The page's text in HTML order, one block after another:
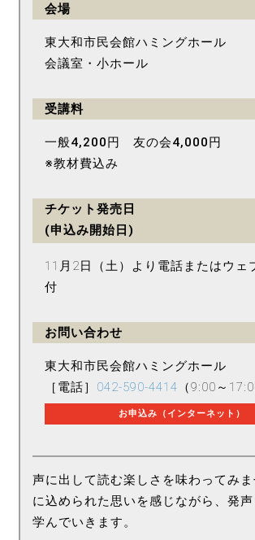
会場
東大和市民会館ハミングホール
会議室・小ホール
受講料
一般4,200円 友の会4,000円
※教材費込み
チケット発売日
(申込み開始日)
11月2日（土）より電話またはウェ
付
お問い合わせ
東大和市民会館ハミングホール
［電話］ 042-590-4414 （9:00～
お申込み（インターネット）
声に出して読む楽しさを味わってみ
に込められた思いを感じながら、発
学んでいきます。